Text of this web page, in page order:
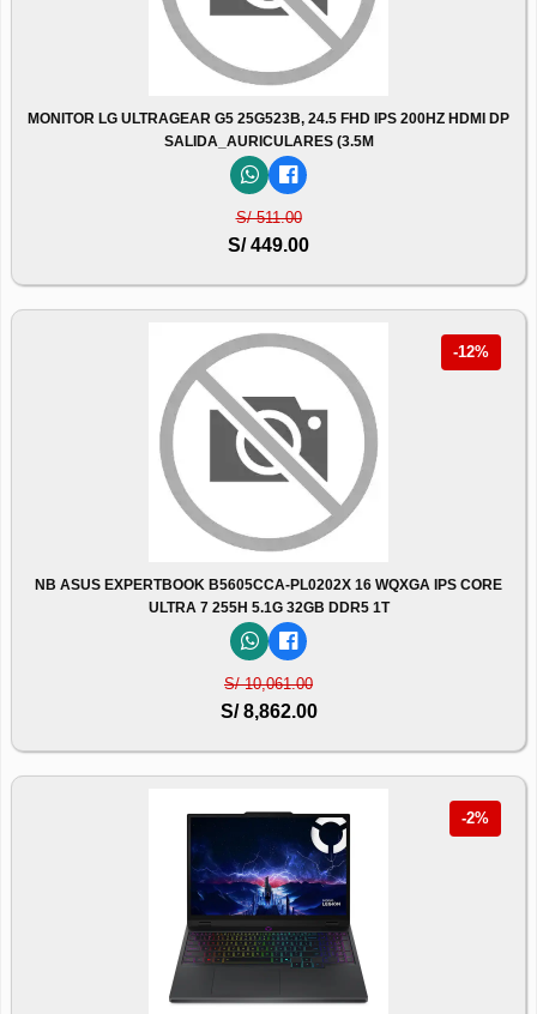
MONITOR LG ULTRAGEAR G5 25G523B, 24.5 FHD IPS 200HZ HDMI DP
SALIDA_AURICULARES (3.5M
S/ 511.00
S/ 449.00
-12%
NB ASUS EXPERTBOOK B5605CCA-PL0202X 16 WQXGA IPS CORE
ULTRA 7 255H 5.1G 32GB DDR5 1T
S/ 10,061.00
S/ 8,862.00
-2%